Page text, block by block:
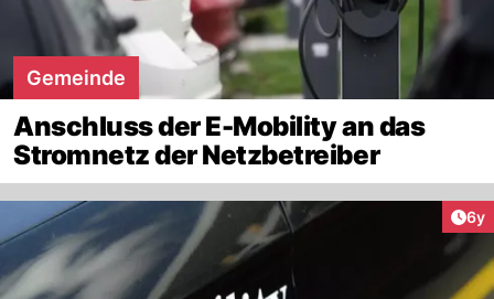
Gemeinde
Anschluss der E-Mobility an das
Stromnetz der Netzbetreiber
6y